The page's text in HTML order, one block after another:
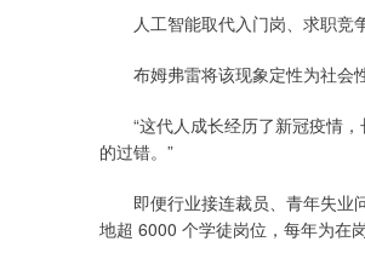
人工智能取代入门岗、求职竞争
布姆弗雷将该现象定性为社会性
“这代人成长经历了新冠疫情，
的过错。”
即便行业接连裁员、青年失业问
地超 6000 个学徒岗位，每年为在